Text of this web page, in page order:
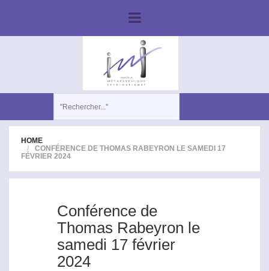
HOME
CONFÉRENCE DE THOMAS RABEYRON LE SAMEDI 17
FÉVRIER 2024
Conférence de
Thomas Rabeyron le
samedi 17 février
2024